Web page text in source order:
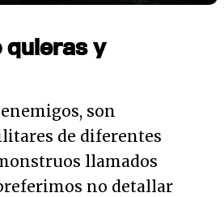
quieras y
son
de diferentes
llamados
no detallar